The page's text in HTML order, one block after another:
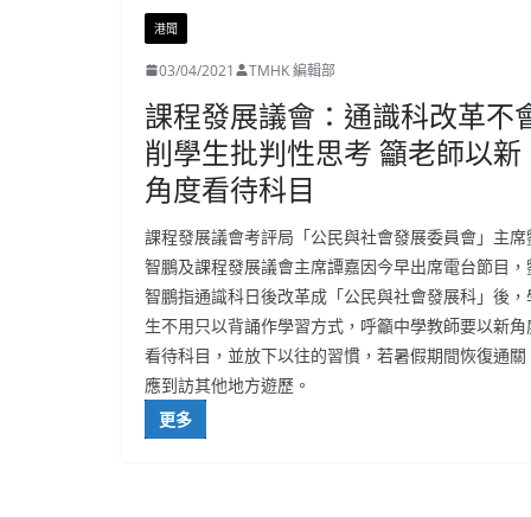
港聞
03/04/2021 TMHK 編輯部
課程發展議會：通識科改革不
削學生批判性思考 籲老師以新
角度看待科目
課程發展議會考評局「公民與社會發展委員會」主席
智鵬及課程發展議會主席譚嘉因今早出席電台節目，
智鵬指通識科日後改革成「公民與社會發展科」後，
生不用只以背誦作學習方式，呼籲中學教師要以新角
看待科目，並放下以往的習慣，若暑假期間恢復通關
應到訪其他地方遊歷。
更多